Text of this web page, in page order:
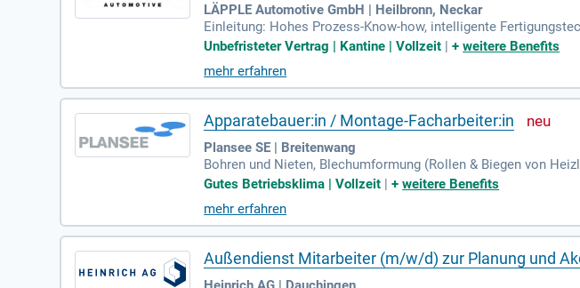
LÄPPLE Automotive GmbH | Heilbronn, Neckar
Einleitung: Hohes Prozess-Know-how, intelligente
in der Blechumformung und im Karosserierohbau für Premium-
Unbefristeter Vertrag | Kantine | Vollzeit |+weitere Benefits
mehr erfahren
Apparatebauer:in / Montage-Facharbeiter:in
Plansee SE | Breitenwang
Bohren und Nieten, Blechumformung (Rollen & Biegen von
ualitätssichernde Maßnahmen (Messmittelauswahl,
Gutes Betriebsklima | Vollzeit |+weitere Benefits
mehr erfahren
Außendienst Mitarbeiter (m/w/d) zur Planung und